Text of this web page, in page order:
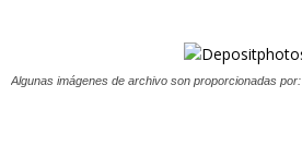
Algunas imágenes de archivo son proporcionadas por: